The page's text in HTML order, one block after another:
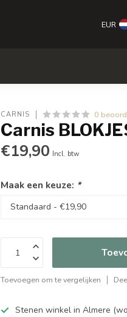
EUR
CARNIS 0
Carnis
€19,90 Incl. btw
Maak een keuze: *
Toevoegen om te vergelijken
Stenen winkel in Almere